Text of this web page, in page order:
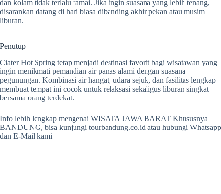
dan kolam tidak terlalu ramai. Jika ingin suasana yang lebih tenang,
disarankan datang di hari biasa dibanding akhir pekan atau musim
liburan.
Penutup
Ciater Hot Spring tetap menjadi destinasi favorit bagi wisatawan yang
ingin menikmati pemandian air panas alami dengan suasana
pegunungan. Kombinasi air hangat, udara sejuk, dan fasilitas lengkap
membuat tempat ini cocok untuk relaksasi sekaligus liburan singkat
bersama orang terdekat.
Info lebih lengkap mengenai WISATA JAWA BARAT Khususnya
BANDUNG, bisa kunjungi tourbandung.co.id atau hubungi Whatsapp
dan E-Mail kami